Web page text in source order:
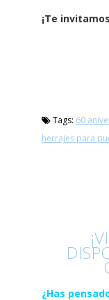
¡Te
Tags: 60
herrajes para
¿Has